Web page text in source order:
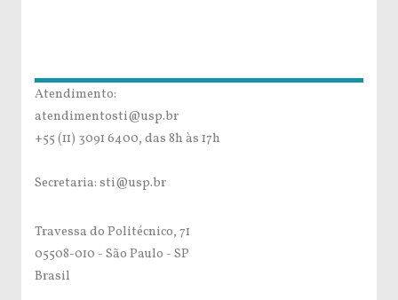
Atendimento:
atendimentosti@usp.br
+55 (11) 3091 6400, das 8h às 17h
Secretaria: sti@usp.br
Travessa do Politécnico, 71
05508-010 - São Paulo - SP
Brasil